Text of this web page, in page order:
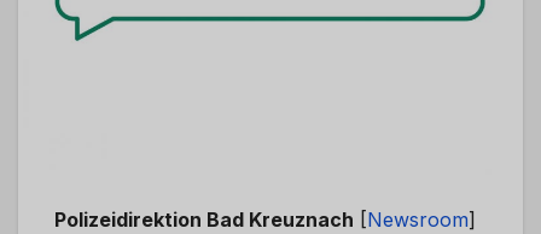
Polizeidirektion Bad Kreuznach [Newsroom]